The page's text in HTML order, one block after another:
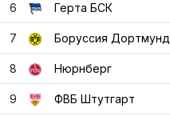
6 Герта БСК
7 Боруссия Дортмунд
8 Нюрнберг
9 ФВБ Штутгарт